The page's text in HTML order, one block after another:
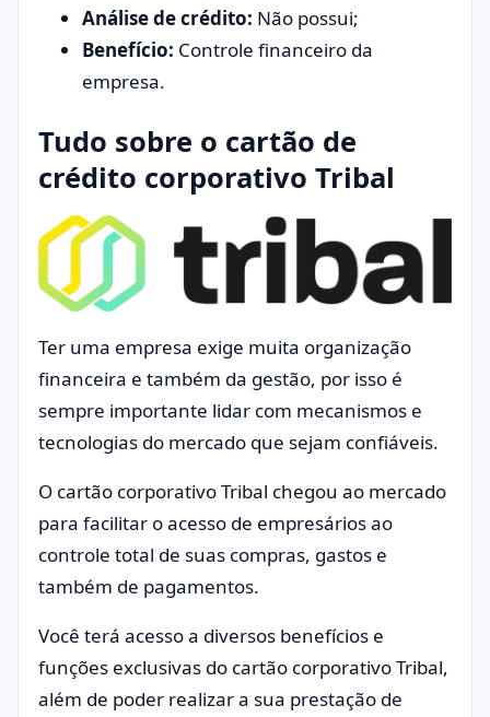
Análise de crédito: Não possui;
Benefício: Controle financeiro da
empresa.
Tudo sobre o cartão de
crédito corporativo Tribal
Ter uma empresa exige muita organização
financeira e também da gestão, por isso é
sempre importante lidar com mecanismos e
tecnologias do mercado que sejam confiáveis.
O cartão corporativo Tribal chegou ao mercado
para facilitar o acesso de empresários ao
controle total de suas compras, gastos e
também de pagamentos.
Você terá acesso a diversos benefícios e
funções exclusivas do cartão corporativo Tribal,
além de poder realizar a sua prestação de